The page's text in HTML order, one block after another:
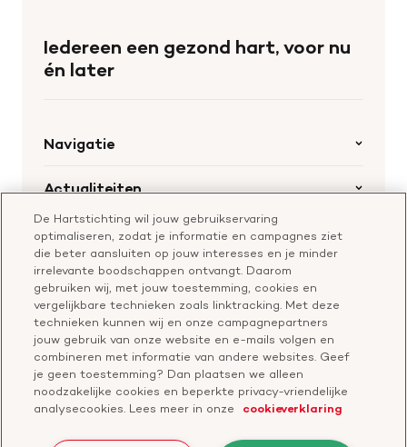
homepage
Iedereen een gezond hart, voor nu
én later
Navigatie
Samenwerking en financiering
Onze missie
Actualiteiten
Nieuws
Nieuwsbrief voor professionals
Hartstichting.nl
Publiekswebsite Hartstichting.nl
Over de Hartstichting
Jaarverslag
Contact
Contactgegevens
Doneer Cavaris
Bezoek
De Hartstichting wil jouw gebruikservaring
optimaliseren, zodat je informatie en campagnes ziet
die beter aansluiten op jouw interesses en je minder
irrelevante boodschappen ontvangt. Daarom
gebruiken wij, met jouw toestemming, cookies en
vergelijkbare technieken zoals linktracking. Met deze
technieken kunnen wij en onze campagnepartners
jouw gebruik van onze website en e-mails volgen en
combineren met informatie van andere websites. Geef
je geen toestemming? Dan plaatsen we alleen
noodzakelijke cookies en beperkte privacy-vriendelijke
analysecookies. Lees meer in onze
cookieverklaring